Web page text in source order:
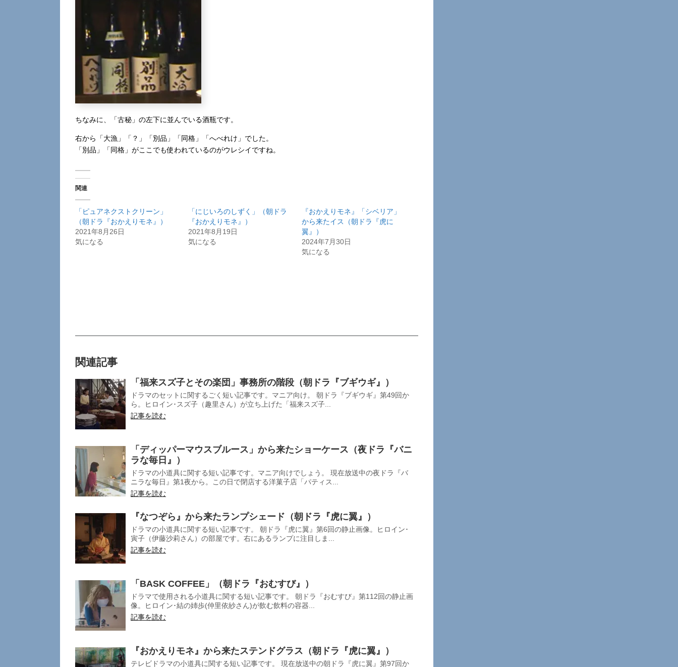
ちなみに、「古秘」の左下に並んでいる酒瓶です。
右から「大漁」「？」「別品」「同格」「へべれけ」でした。
「別品」「同格」がここでも使われているのがウレシイですね。
関連
「ピュアネクストクリーン」
（朝ドラ『おかえりモネ』）
2021年8月26日
気になる
「にじいろのしずく」（朝ドラ
『おかえりモネ』）
2021年8月19日
気になる
『おかえりモネ』「シベリア」
から来たイス（朝ドラ『虎に
翼』）
2024年7月30日
気になる
関連記事
「福来スズ子とその楽団」事務所の階段（朝ドラ『ブギウギ』）
ドラマのセットに関するごく短い記事です。マニア向け。 朝ドラ『ブギウギ』第49回か
ら。ヒロイン･スズ子（趣里さん）が立ち上げた「福来スズ子...
記事を読む
「ディッパーマウスブルース」から来たショーケース（夜ドラ『バニ
ラな毎日』）
ドラマの小道具に関する短い記事です。マニア向けでしょう。 現在放送中の夜ドラ『バ
ニラな毎日』第1夜から。この日で閉店する洋菓子店「パティス...
記事を読む
『なつぞら』から来たランプシェード（朝ドラ『虎に翼』）
ドラマの小道具に関する短い記事です。 朝ドラ『虎に翼』第6回の静止画像。ヒロイン･
寅子（伊藤沙莉さん）の部屋です。右にあるランプに注目しま...
記事を読む
「BASK COFFEE」（朝ドラ『おむすび』）
ドラマで使用される小道具に関する短い記事です。 朝ドラ『おむすび』第112回の静止画
像。ヒロイン･結の姉歩(仲里依紗さん)が飲む飲料の容器...
記事を読む
『おかえりモネ』から来たステンドグラス（朝ドラ『虎に翼』）
テレビドラマの小道具に関する短い記事です。 現在放送中の朝ドラ『虎に翼』第97回か